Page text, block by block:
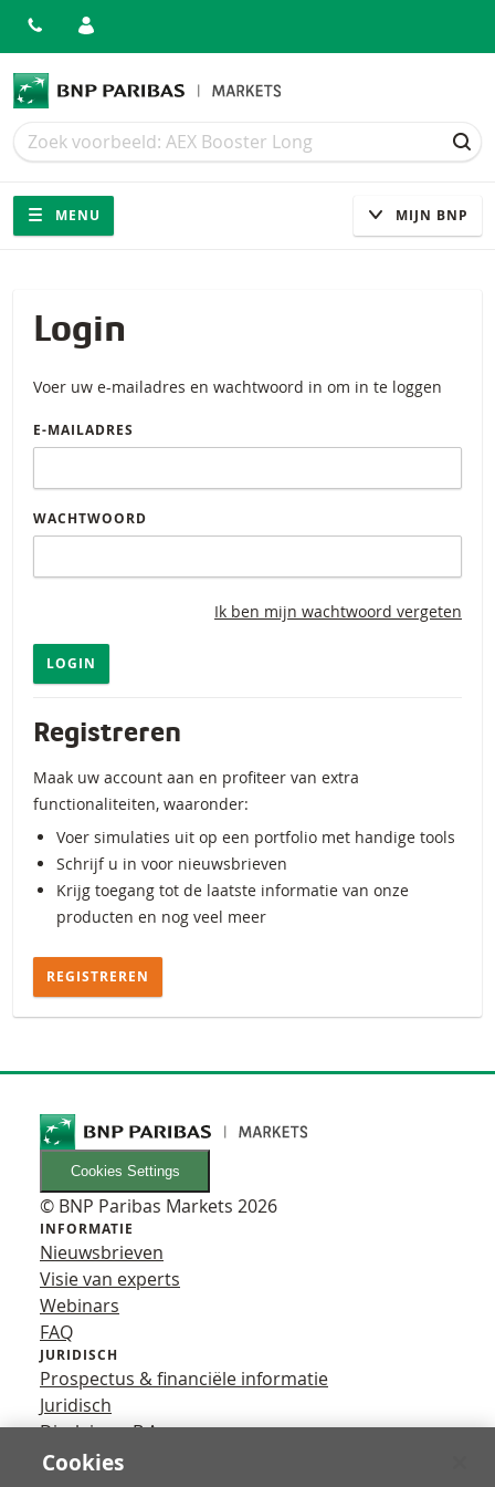
Zoek
Zoek
Navigatie
Site navigatie
MENU MIJN BNP
Login
Voer uw e-mailadres en wachtwoord in om in te loggen
E-MAILADRES
WACHTWOORD
Ik ben mijn wachtwoord vergeten
LOGIN
Registreren
Maak uw account aan en profiteer van extra
functionaliteiten, waaronder:
Voer simulaties uit op een portfolio met handige tools
Schrijf u in voor nieuwsbrieven
Krijg toegang tot de laatste informatie van onze
producten en nog veel meer
REGISTREREN
Cookies Settings
© BNP Paribas Markets 2026
INFORMATIE
Nieuwsbrieven
Visie van experts
Webinars
FAQ
JURIDISCH
Prospectus & financiële informatie
Juridisch
Disclaimer B.A.
Privacy
Cookies